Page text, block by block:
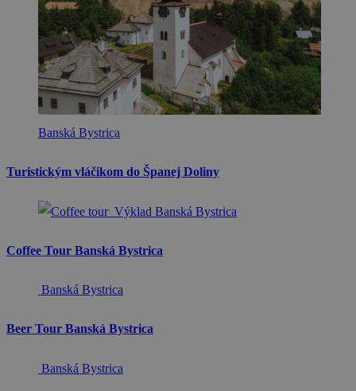
Banská Bystrica
Turistickým vláčikom do Španej Doliny
Banská Bystrica
Coffee Tour Banská Bystrica
Banská Bystrica
Beer Tour Banská Bystrica
Banská Bystrica